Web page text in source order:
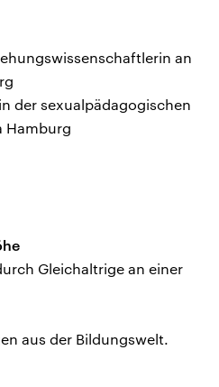
an
der sexualpädagogischen
Hamburg
Gleichaltrige an einer
aus der Bildungswelt.